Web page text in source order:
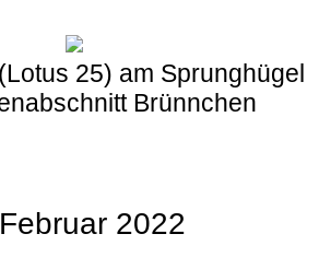
25) am Sprunghügel
Brünnchen
2022